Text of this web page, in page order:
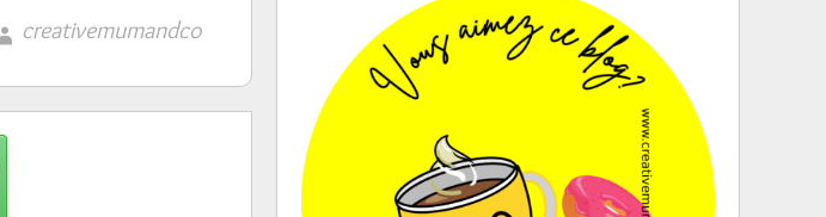
creativemumandco